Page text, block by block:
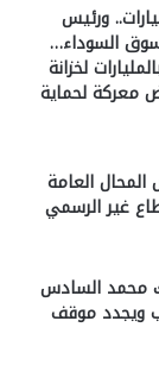
ورئيس
السوداء…
لخزانة
معركة لحماية
العامة
غير الرسمي
محمد السادس
ويجدد موقف